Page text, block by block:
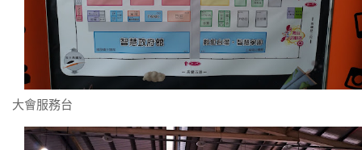
大會服務台